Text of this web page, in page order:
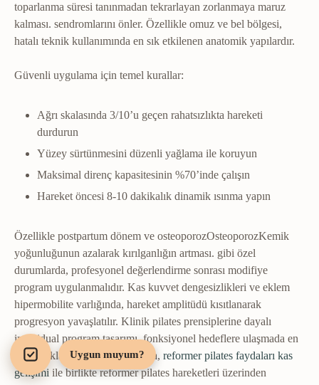
toparlanma süresi tanınmadan tekrarlayan zorlanmaya maruz
kalması. sendromlarını önler. Özellikle omuz ve bel bölgesi,
hatalı teknik kullanımında en sık etkilenen anatomik yapılardır.
Güvenli uygulama için temel kurallar:
Ağrı skalasında 3/10’u geçen rahatsızlıkta hareketi
durdurun
Yüzey sürtünmesini düzenli yağlama ile koruyun
Maksimal direnç kapasitesinin %70’inde çalışın
Hareket öncesi 8-10 dakikalık dinamik ısınma yapın
Özellikle postpartum dönem ve osteoporozOsteoporozKemik
yoğunluğunun azalarak kırılganlığın artması. gibi özel
durumlarda, profesyonel değerlendirme sonrası modifiye
program uygulanmalıdır. Kas kuvvet dengesizlikleri ve eklem
hipermobilite varlığında, hareket amplitüdü kısıtlanarak
progresyon yavaşlatılır. Klinik pilates prensiplerine dayalı
individual program tasarımı, fonksiyonel hedeflere ulaşmada en
etkili yaklaşımdır. Bu kapsamda, reformer pilates faydaları kas
gelişimi ile birlikte reformer pilates hareketleri üzerinden
Uygun muyum?